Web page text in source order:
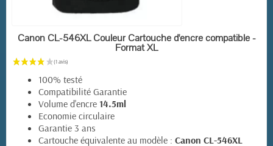
EN STOCK
Canon CL-546XL Couleur Cartouche d'encre compatible -
Format XL
100% testé
Compatibilité Garantie
Volume d'encre 14.5ml
Economie circulaire
Garantie 3 ans
Cartouche équivalente au modèle : Canon CL-546XL